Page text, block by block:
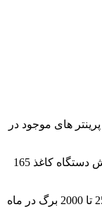
های موجود در
حجم مخزن ورودی کاغذ این پرینتر 150 برگ با سایز های فوق می باشد ظرفیت سینی خروجی کاغذ این پرینتر 100 برگه است حداقل کشش وزن کاغذ 60 گرم و حداکثر توان کشش کاغذ کش دستگاه کاغذ 165
برای اطمینان از نهایت استفاده از عمر مفید این دستگاه تعداد 250 تا 2000 برگ در ماه